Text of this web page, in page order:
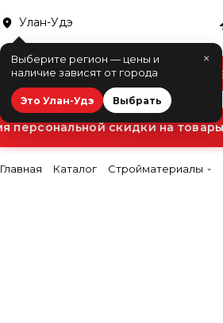
Улан-Удэ
×
Выберите регион — цены и
наличие зависят от города
Это Улан-Удэ Выбрать
скидки на товары
Главная Каталог Стройматериалы